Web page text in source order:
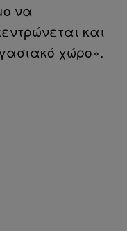
να
και
χώρο».